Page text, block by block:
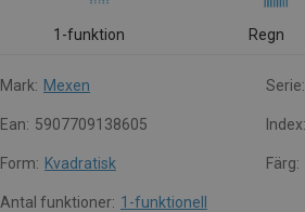
1-funktion Regn
Mark: Mexen Serie:
Ean: 5907709138605 Index:
Form: Kvadratisk Färg:
Antal funktioner: 1-funktionell